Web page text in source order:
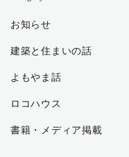
お知らせ
建築と住まいの話
よもやま話
ロコハウス
書籍・メディア掲載